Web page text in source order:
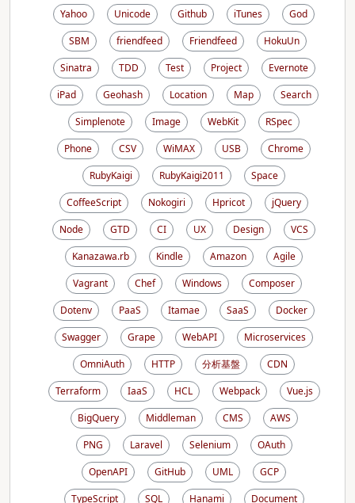
Yahoo
Unicode Github iTunes
God
SBM
friendfeed Friendfeed
HokuUn
Sinatra
TDD Test Project
Evernote
iPad
Geohash Location Map
Search
Simplenote
Image WebKit
RSpec
Phone
CSV WiMAX USB
Chrome
RubyKaigi
RubyKaigi2011
Space
CoffeeScript
Nokogiri Hpricot
jQuery
Node
GTD CI UX Design
VCS
Kanazawa.rb
Kindle Amazon
Agile
Vagrant
Chef Windows
Composer
Dotenv
PaaS Itamae SaaS
Docker
Swagger
Grape WebAPI
Microservices
OmniAuth
HTTP 分析基盤
CDN
Terraform
IaaS HCL Webpack
Vue.js
BigQuery
Middleman CMS
AWS
PNG
Laravel Selenium
OAuth
OpenAPI
GitHub UML
GCP
TypeScript
SQL Hanami Document